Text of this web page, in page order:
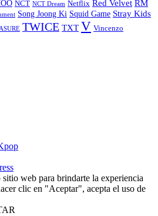
NCT NCT Dream Netflix Red Velvet RM
Song Joong Ki Squid Game Stray Kids
TWICE TXT V Vincenzo
web para brindarte la experiencia
clic en "Aceptar", acepta el uso de